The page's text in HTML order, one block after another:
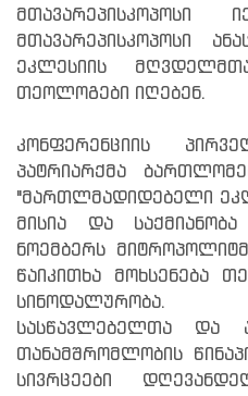
მთავარეპისკოპოსი
მთავარეპისკოპოსი
ეკლესიის
თეოლოგები იღებენ.
კონფერენციის
პატრიარქმა
"მართლმადიდებელი
მისია და
ნოემბერს
წაიკითხა მოხსენება
სინოდალურობა.
სასწავლებელთა და
თანამშრომლობის
სივრცეები